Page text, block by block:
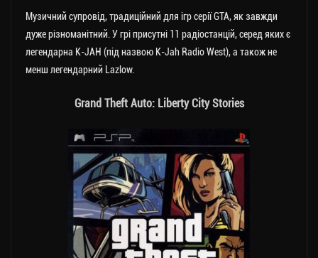
Музичний супровід, традиційний для ігр серії GTA, як завжди
дуже різноманітний. У грі присутні 11 радіостанцій, серед яких є
легендарна K-JAH (під назвою K-Jah Radio West), а також не
менш легендарний Lazlow.
Grand Theft Auto: Liberty City Stories